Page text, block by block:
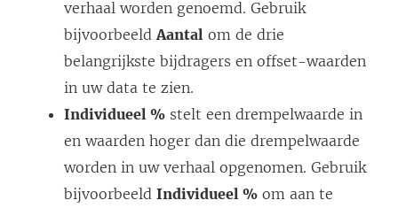
verhaal worden genoemd. Gebruik
bijvoorbeeldAantal om de drie
belangrijkste bijdragers en offset-waarden
in uw data te zien.
Individueel % stelt een drempelwaarde in
en waarden hoger dan die drempelwaarde
worden in uw verhaal opgenomen. Gebruik
bijvoorbeeld Individueel % om aan te